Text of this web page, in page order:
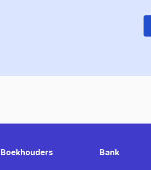
Boekhouders Bank